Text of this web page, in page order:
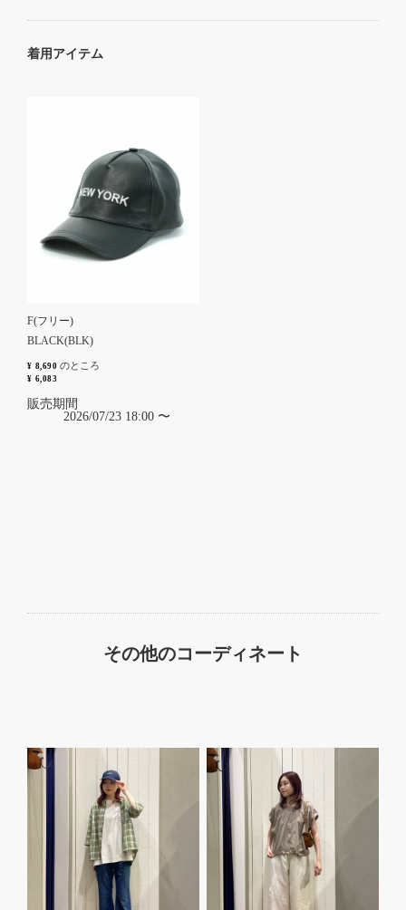
着用アイテム
F(フリー)
BLACK(BLK)
¥ 8,690 のところ
¥ 6,083
販売期間
2026/07/23 18:00 〜
その他のコーディネート